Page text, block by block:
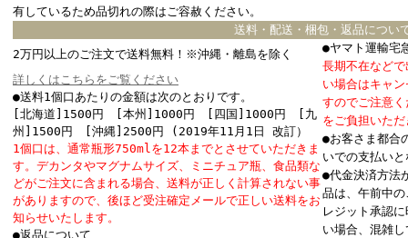
有しているため品切れの際はご容赦ください。
送料・配送・梱包・返品につい
2万円以上のご注文で送料無料！※沖縄・離島を除く
詳しくはこちらをご覧ください
●送料1個口あたりの金額は次のとおりです。
[北海道]1500円 [本州]1000円 [四国]1000円 [九
州]1500円 [沖縄]2500円 (2019年11月1日 改訂）
1個口は、通常瓶形750mlを12本までとさせていただきま
す。デカンタやマグナムサイズ、ミニチュア瓶、食品類な
どがご注文に含まれる場合、送料が正しく計算されない事
がありますので、後ほど受注確定メールで正しい送料をお
知らせいたします。
●返品について
●ヤマト運輸宅
長期不在など
い場合はキャ
すのでご注意
をご負担いた
●お客さま都合
いでの支払い
●代金決済方法
品は、午前中
レジット承認
い場合、混雑